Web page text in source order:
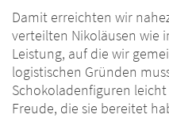
Damit erreichten wir
verteilten Nikoläusen wie
Leistung, auf die wir
logistischen Gründen
Schokoladenfiguren
Freude, die sie bereitet